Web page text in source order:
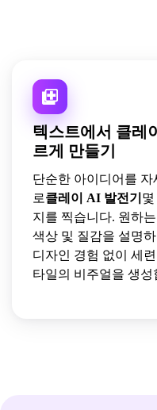
텍스트에서 클레
르게 만들기
단순한 아이디어를 자
로클레이 AI 발전기 몇
지를 찍습니다. 원하
색상 및 질감을 설명
디자인 경험 없이 세
타일의 비주얼을 생성